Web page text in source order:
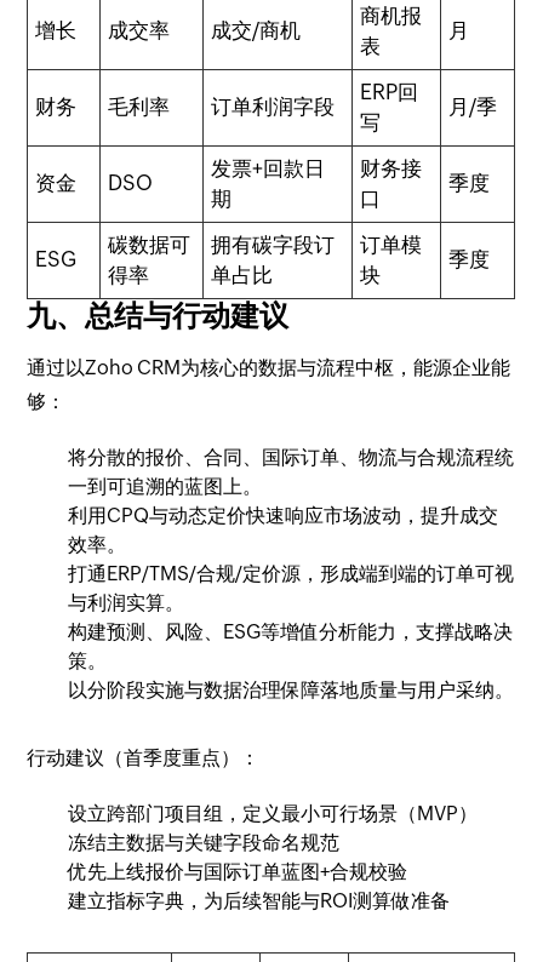
增长 成交率 成交/商机
商机报
表
月
财务 毛利率 订单利润字段
ERP回
写
月/季
资金 DSO
发票+回款日
期
财务接
口
季度
ESG
碳数据可
得率
拥有碳字段订
单占比
订单模
块
季度
九、总结与行动建议
通过以Zoho CRM为核心的数据与流程中枢，能源企业能
够：
将分散的报价、合同、国际订单、物流与合规流程统
一到可追溯的蓝图上。
利用CPQ与动态定价快速响应市场波动，提升成交
效率。
打通ERP/TMS/合规/定价源，形成端到端的订单可视
与利润实算。
构建预测、风险、ESG等增值分析能力，支撑战略决
策。
以分阶段实施与数据治理保障落地质量与用户采纳。
行动建议（首季度重点）：
设立跨部门项目组，定义最小可行场景（MVP）
冻结主数据与关键字段命名规范
优先上线报价与国际订单蓝图+合规校验
建立指标字典，为后续智能与ROI测算做准备